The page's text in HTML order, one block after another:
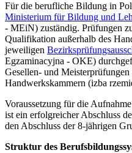
Für die berufliche Bildung in
Ministerium für Bildung und
- MEiN) zuständig. Prüfungen
Qualifikation außerhalb des
jeweiligen
Egzaminacyjna - OKE)
Gesellen- und
Handwerkskammern (izba
Voraussetzung für die
ist ein erfolgreicher Abschluss
den Abschluss der 8-jährigen
Struktur des